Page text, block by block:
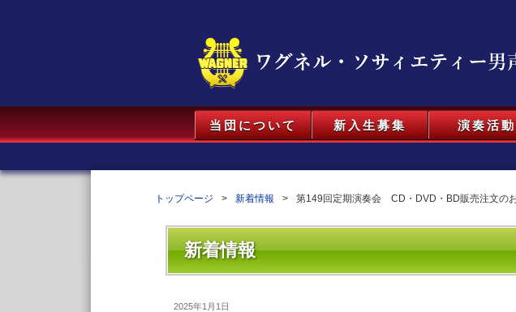
当団について 新入生募集 演奏活動
トップページ 新着情報 第149回定期演奏会 CD・DVD・BD販売注文の
新着情報
2025年1月1日